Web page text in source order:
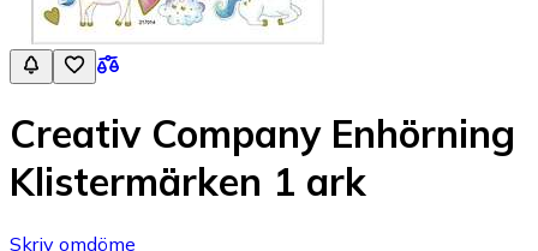
Creativ Company Enhörning
Klistermärken 1 ark
Skriv omdöme